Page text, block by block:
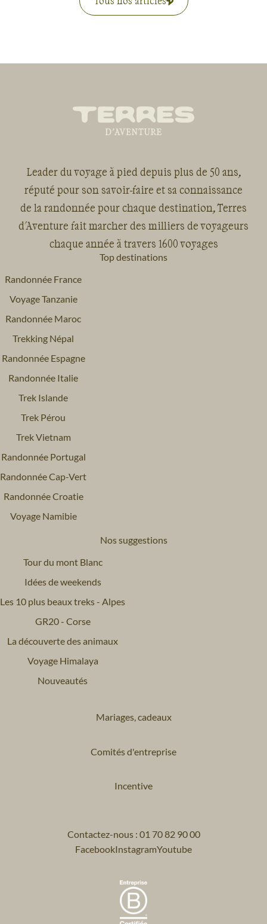
Leader du voyage à pied depuis plus de 50 ans,
réputé pour son savoir-faire et sa connaissance
de la randonnée pour chaque destination, Terres
d'Aventure fait marcher des milliers de voyageurs
chaque année à travers 1600 voyages
Top destinations
Randonnée France
Voyage Tanzanie
Randonnée Maroc
Trekking Népal
Randonnée Espagne
Randonnée Italie
Trek Islande
Trek Pérou
Trek Vietnam
Randonnée Portugal
Randonnée Cap-Vert
Randonnée Croatie
Voyage Namibie
Nos suggestions
Tour du mont Blanc
Idées de weekends
Les 10 plus beaux treks - Alpes
GR20 - Corse
La découverte des animaux
Voyage Himalaya
Nouveautés
Mariages, cadeaux
Comités d'entreprise
Incentive
Contactez-nous : 01 70 82 90 00
FacebookInstagramYoutube